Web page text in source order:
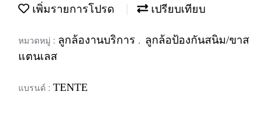
เพิ่มรายการโปรด เปรียบเทียบ
หมวดหมู่ : ลูกล้องานบริการ , ลูกล้อป้องกันสนิม/ขาส
แตนเลส
แบรนด์ : TENTE